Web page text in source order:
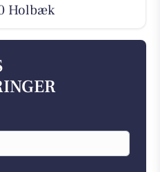
Holbæk